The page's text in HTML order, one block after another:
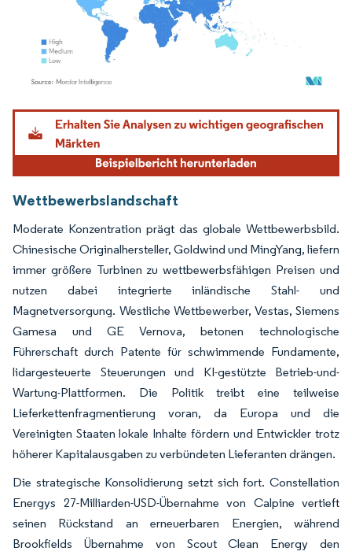
Bild © Mordor Intelligence. Wiederverwendung erfordert Namensnennung gemäß
Wettbewerbslandschaft
Moderate Konzentration prägt das globale Wettbewerbsbild.
Chinesische Originalhersteller, Goldwind und MingYang, liefern
immer größere Turbinen zu wettbewerbsfähigen Preisen und
nutzen dabei integrierte inländische Stahl- und
Magnetversorgung. Westliche Wettbewerber, Vestas, Siemens
Gamesa und GE Vernova, betonen technologische
Führerschaft durch Patente für schwimmende Fundamente,
lidargesteuerte Steuerungen und KI-gestützte Betrieb-und-
Wartung-Plattformen. Die Politik treibt eine teilweise
Lieferkettenfragmentierung voran, da Europa und die
Vereinigten Staaten lokale Inhalte fördern und Entwickler trotz
höherer Kapitalausgaben zu verbündeten Lieferanten drängen.
Die strategische Konsolidierung setzt sich fort. Constellation
Energys 27-Milliarden-USD-Übernahme von Calpine vertieft
seinen Rückstand an erneuerbaren Energien, während
Brookfields Übernahme von Scout Clean Energy den